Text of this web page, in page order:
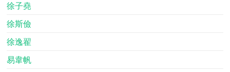
徐子堯
徐斯儉
徐逸翟
易韋帆